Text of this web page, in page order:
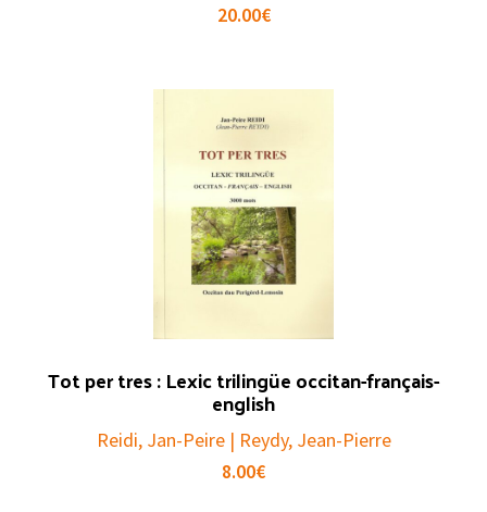
20.00€
Tot per tres : Lexic trilingüe occitan-français-
english
Reidi, Jan-Peire | Reydy, Jean-Pierre
8.00€